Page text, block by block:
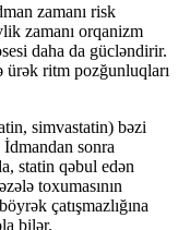
zamanı risk
zamanı orqanizm
daha da gücləndirir.
ürək ritm pozğunluqları
simvastatin) bəzi
sonra
statin qəbul edən
toxumasının
çatışmazlığına
bilər.